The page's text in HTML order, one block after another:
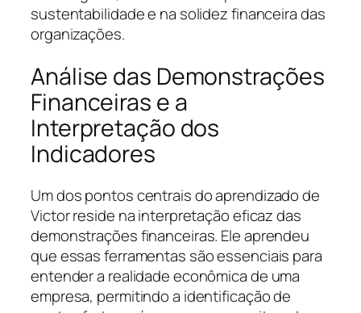
sustentabilidade e na solidez financeira das
organizações.
Análise das Demonstrações
Financeiras e a
Interpretação dos
Indicadores
Um dos pontos centrais do aprendizado de
Victor reside na interpretação eficaz das
demonstrações financeiras. Ele aprendeu
que essas ferramentas são essenciais para
entender a realidade econômica de uma
empresa, permitindo a identificação de